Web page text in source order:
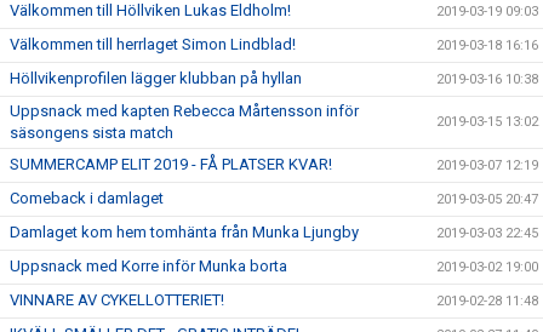
Välkommen till Höllviken Lukas Eldholm! 2019-03-19 09:03
Välkommen till herrlaget Simon Lindblad! 2019-03-18 16:16
Höllvikenprofilen lägger klubban på hyllan 2019-03-16 10:38
Uppsnack med kapten Rebecca Mårtensson inför
säsongens sista match
2019-03-15 13:02
SUMMERCAMP ELIT 2019 - FÅ PLATSER KVAR! 2019-03-07 12:19
Comeback i damlaget 2019-03-05 20:47
Damlaget kom hem tomhänta från Munka Ljungby 2019-03-03 22:45
Uppsnack med Korre inför Munka borta 2019-03-02 19:00
VINNARE AV CYKELLOTTERIET! 2019-02-28 11:48